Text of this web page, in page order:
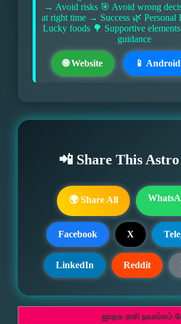
→ Avoid risks 🎯 Avoid wrong
at right time → Success 🌿 Personal
Lucky foods 🌳 Supportive
guidance
🌐 Website 📱
📲 Share This
🌍 Share All
Facebook X
LinkedIn Reddit
ஜாதக ராசி நவாம்சம்